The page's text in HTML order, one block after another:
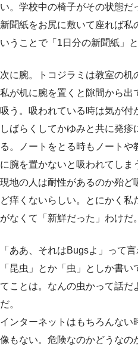
い。学校中の椅子がその状態だ
新聞紙をお尻に敷いて座れば私
いうことで「1日分の新聞紙」
次に腕。トコジラミは教室の机
私が机に腕を置くと隙間から出
吸う。吸われている時は気が付
しばらくしてかゆみと共に発
る。ノートをとる時もノートや
に腕を置かないと吸われてしま
現地の人は耐性があるのか殆ど
ど痒くないらしい。とにかく私
がなくて「新鮮だった」わけだ。
「ああ、それはBugsよ」って
「昆虫」とか「虫」としか書
てことは。なんの虫かって話
だ。
インターネットはもちろんな
像もない。危険なのかどうなの